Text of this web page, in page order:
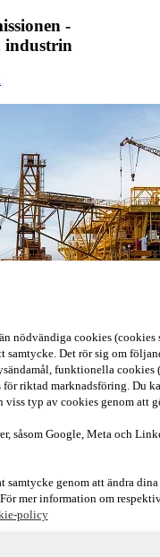
-
industrin
ett så kallat
kopplat till
, kol- och
baseras på
räkenskapsåret 2022
regelbunden vinst som
normala
nödvändiga cookies (cookies
samtycke. Det rör sig om
funktionella
för riktad marknadsföring. Du
typ av cookies genom att
såsom Google, Meta och
samtycke genom att ändra
mer information om
policy